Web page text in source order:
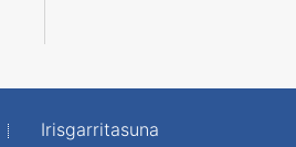
Irisgarritasuna